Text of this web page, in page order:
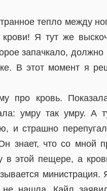
тепло между
Я тут же
запачкало,
В этот момент я
про кровь.
умру так умру. А
и страшно
знает, что со мной
этой пещере, а
министрация.